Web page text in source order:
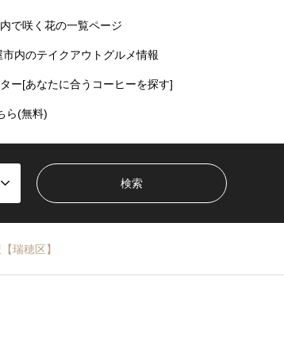
で咲く花の一覧ページ
市内のテイクアウトグルメ情報
ー[あなたに合うコーヒーを探す]
ら(無料)
瑞穂区】